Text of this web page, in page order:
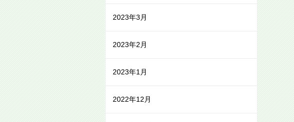
2023年3月
2023年2月
2023年1月
2022年12月